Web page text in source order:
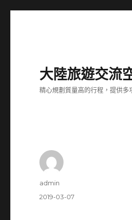
大陸旅遊交流
精心規劃質量高的行程，提供
作
admin
發
2019-03-07